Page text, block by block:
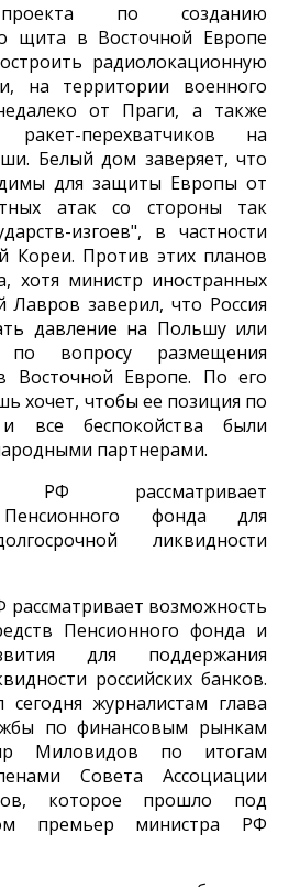
по созданию
щита в Восточной Европе
радиолокационную
на территории военного
от Праги, а также
перехватчиков на
Белый дом заверяет, что
для защиты Европы от
атак со стороны так
изгоев", в частности
Кореи. Против этих планов
хотя министр иностранных
Лавров заверил, что Россия
давление на Польшу или
по вопросу размещения
Восточной Европе. По его
хочет, чтобы ее позиция по
все беспокойства были
партнерами.
РФ рассматривает
Пенсионного фонда для
ликвидности
рассматривает возможность
Пенсионного фонда и
для поддержания
российских банков.
журналистам глава
по финансовым рынкам
Миловидов по итогам
Совета Ассоциации
которое прошло под
премьер министра РФ